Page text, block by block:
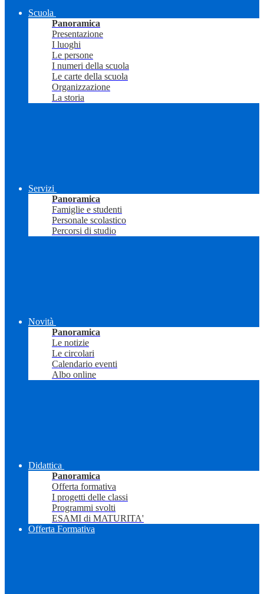
Scuola
Panoramica
Presentazione
I luoghi
Le persone
I numeri della scuola
Le carte della scuola
Organizzazione
La storia
Servizi
Panoramica
Famiglie e studenti
Personale scolastico
Percorsi di studio
Novità
Panoramica
Le notizie
Le circolari
Calendario eventi
Albo online
Didattica
Panoramica
Offerta formativa
I progetti delle classi
Programmi svolti
ESAMI di MATURITA'
Offerta Formativa